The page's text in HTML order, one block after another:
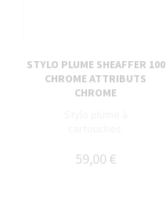
STYLO PLUME SHEAFFER 100
CHROME ATTRIBUTS
CHROME
59,00 €